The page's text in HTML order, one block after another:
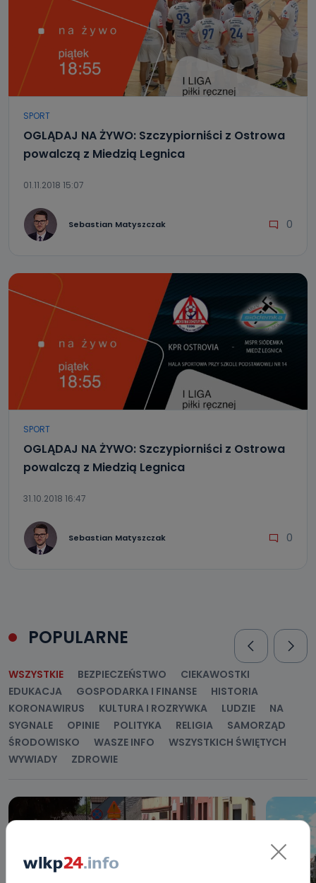
SPORT
OGLĄDAJ NA ŻYWO: Szczypiorniści z Ostrowa
powalczą z Miedzią Legnica
01.11.2018 15:07
Sebastian Matyszczak 0
SPORT
OGLĄDAJ NA ŻYWO: Szczypiorniści z Ostrowa
powalczą z Miedzią Legnica
31.10.2018 16:47
Sebastian Matyszczak 0
POPULARNE
WSZYSTKIE BEZPIECZEŃSTWO
CIEKAWOSTKI
EDUKACJA
GOSPODARKA I FINANSE
HISTORIA
KORONAWIRUS
KULTURA I ROZRYWKA LUDZIE
NA
SYGNALE
OPINIE POLITYKA RELIGIA
SAMORZĄD
ŚRODOWISKO
WASZE INFO
WSZYSTKICH ŚWIĘTYCH
WYWIADY
ZDROWIE